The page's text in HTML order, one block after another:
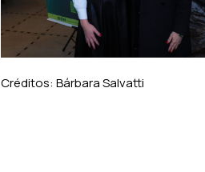
Créditos: Bárbara Salvatti